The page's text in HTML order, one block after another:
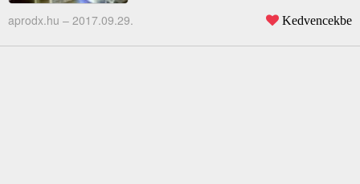
aprodx.hu – 2017.09.29. Kedvencekbe